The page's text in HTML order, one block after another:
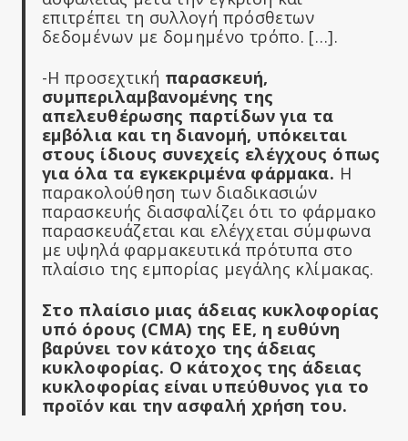
επιτρέπει τη συλλογή πρόσθετων
δεδομένων με δομημένο τρόπο. […].
-Η προσεχτική παρασκευή,
συμπεριλαμβανομένης της
απελευθέρωσης παρτίδων για τα
εμβόλια και τη διανομή, υπόκειται
στους ίδιους συνεχείς ελέγχους όπως
για όλα τα εγκεκριμένα φάρμακα. Η
παρακολούθηση των διαδικασιών
παρασκευής διασφαλίζει ότι το φάρμακο
παρασκευάζεται και ελέγχεται σύμφωνα
με υψηλά φαρμακευτικά πρότυπα στο
πλαίσιο της εμπορίας μεγάλης κλίμακας.
Στο πλαίσιο μιας άδειας κυκλοφορίας
υπό όρους (CMA) της ΕΕ, η ευθύνη
βαρύνει τον κάτοχο της άδειας
κυκλοφορίας. Ο κάτοχος της άδειας
κυκλοφορίας είναι υπεύθυνος για το
προϊόν και την ασφαλή χρήση του.